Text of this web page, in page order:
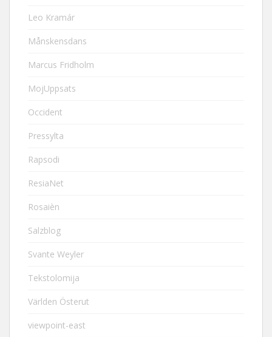
Leo Kramár
Månskensdans
Marcus Fridholm
MojUppsats
Occident
Pressylta
Rapsodi
ResiaNet
Rosaièn
Salzblog
Svante Weyler
Tekstolomija
Världen Österut
viewpoint-east